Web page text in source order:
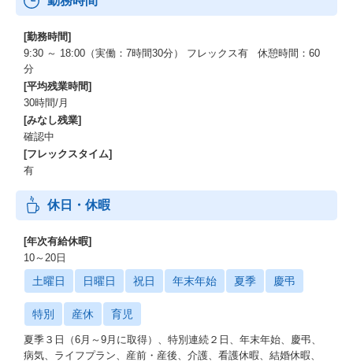
[勤務時間]
9:30 ～ 18:00（実働：7時間30分） フレックス有 休憩時間：60
分
[平均残業時間]
30時間/月
[みなし残業]
確認中
[フレックスタイム]
有
休日・休暇
[年次有給休暇]
10～20日
土曜日 日曜日 祝日 年末年始 夏季 慶弔
特別 産休 育児
夏季３日（6月～9月に取得）、特別連続２日、年末年始、慶弔、
病気、ライフプラン、産前・産後、介護、看護休暇、結婚休暇、